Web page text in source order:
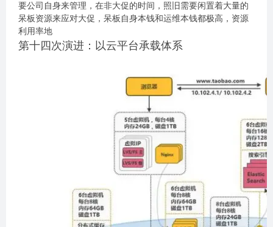
要公司自身来管理，在非大促的时间，照旧需要闲置着大量的
呆板资源来应对大促，呆板自身本钱和运维本钱都极高，资源
利用率地
第十四次演进：以云平台承载体系